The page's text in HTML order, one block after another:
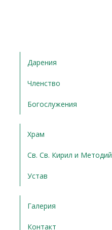
Дарения
Членство
Богослужения
Храм
Св. Св. Кирил и Методий
Устав
Галерия
Контакт